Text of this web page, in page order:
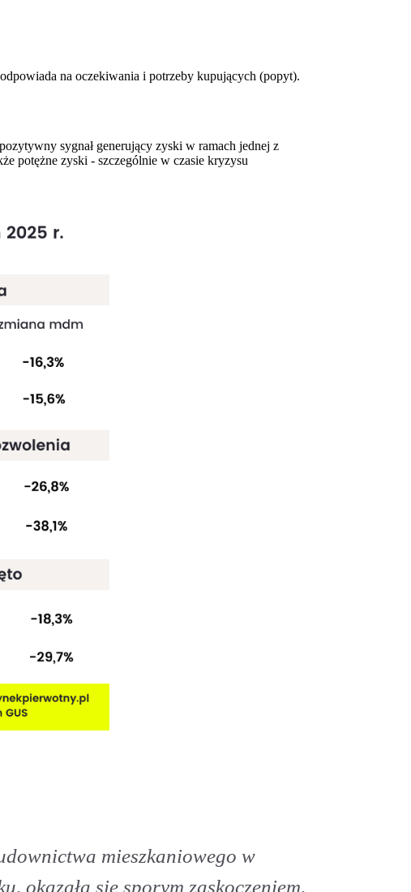
na oczekiwania i potrzeby kupujących (popyt).
sygnał generujący zyski w ramach jednej z
potężne zyski - szczególnie w czasie kryzysu
mieszkaniowego w
okazała się sporym zaskoczeniem,